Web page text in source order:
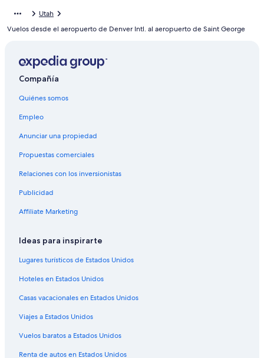
Apartamentos en St. George
Hoteles para ir de compras en St. George
Hoteles de ski en St. George
Hoteles cerca del lago en St. George
Hoteles con bar en St. George
Hoteles con cocina en St. George
Moteles en St. George
Hoteles cerca de Tabernáculo de San Jorge
Utah
Vuelos desde el aeropuerto de Denver Intl. al aeropuerto de Saint George
Compañía
Quiénes somos
Empleo
Anunciar una propiedad
Propuestas comerciales
Relaciones con los inversionistas
Publicidad
Affiliate Marketing
Ideas para inspirarte
Lugares turísticos de Estados Unidos
Hoteles en Estados Unidos
Casas vacacionales en Estados Unidos
Viajes a Estados Unidos
Vuelos baratos a Estados Unidos
Renta de autos en Estados Unidos